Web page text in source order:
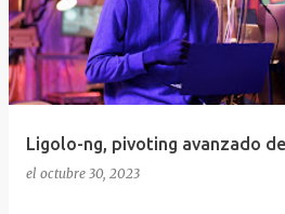
Ligolo-ng, pivoting avanzado
el octubre 30, 2023